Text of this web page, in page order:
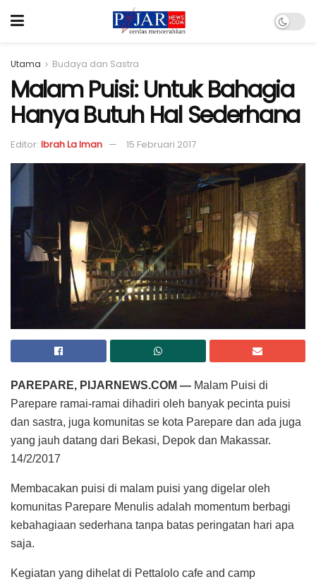
Utama Budaya dan Sastra
Malam Puisi: Untuk Bahagia
Hanya Butuh Hal Sederhana
Editor: Ibrah La Iman 15 Februari 2017
PAREPARE, PIJARNEWS.COM — Malam Puisi di
Parepare ramai-ramai dihadiri oleh banyak pecinta puisi
dan sastra, juga komunitas se kota Parepare dan ada juga
yang jauh datang dari Bekasi, Depok dan Makassar.
14/2/2017
Membacakan puisi di malam puisi yang digelar oleh
komunitas Parepare Menulis adalah momentum berbagi
kebahagiaan sederhana tanpa batas peringatan hari apa
saja.
Kegiatan yang dihelat di Pettalolo cafe and camp